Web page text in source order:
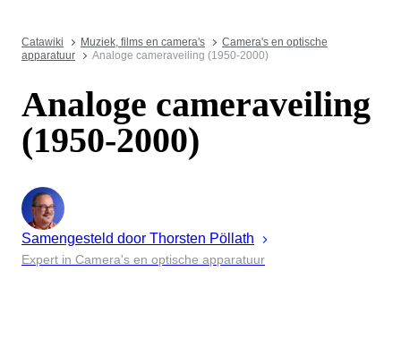
Catawiki Muziek, films en camera's
Camera's en optische
apparatuur
Analoge cameraveiling (1950-2000)
Analoge cameraveiling
(1950-2000)
Samengesteld door Thorsten Pöllath
Expert in Camera's en optische apparatuur